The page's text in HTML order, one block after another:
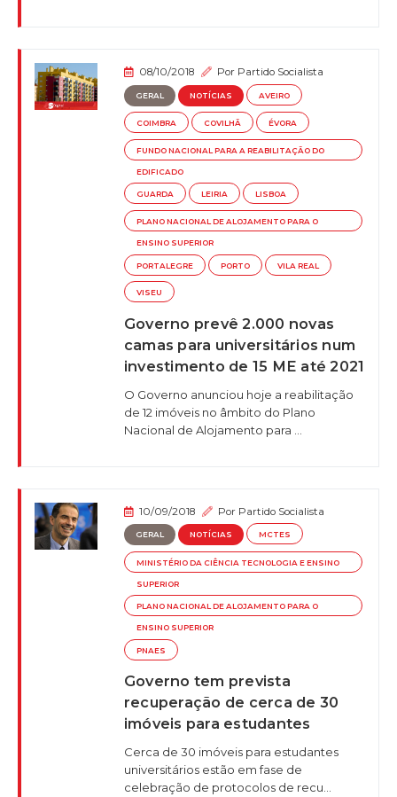
08/10/2018 Por Partido Socialista
GERAL NOTÍCIAS AVEIRO
COIMBRA COVILHÃ ÉVORA
FUNDO NACIONAL PARA A REABILITAÇÃO DO
EDIFICADO
GUARDA LEIRIA LISBOA
PLANO NACIONAL DE ALOJAMENTO PARA O
ENSINO SUPERIOR
PORTALEGRE PORTO VILA REAL
VISEU
Governo prevê 2.000 novas
camas para universitários num
investimento de 15 ME até 2021
O Governo anunciou hoje a reabilitação
de 12 imóveis no âmbito do Plano
Nacional de Alojamento para ...
10/09/2018 Por Partido Socialista
GERAL NOTÍCIAS MCTES
MINISTÉRIO DA CIÊNCIA TECNOLOGIA E ENSINO
SUPERIOR
PLANO NACIONAL DE ALOJAMENTO PARA O
ENSINO SUPERIOR
PNAES
Governo tem prevista
recuperação de cerca de 30
imóveis para estudantes
Cerca de 30 imóveis para estudantes
universitários estão em fase de
celebração de protocolos de recu...